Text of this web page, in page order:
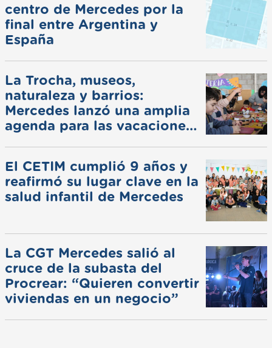
centro de Mercedes por la
final entre Argentina y
España
La Trocha, museos,
naturaleza y barrios:
Mercedes lanzó una amplia
agenda para las vacaciones
El CETIM cumplió 9 años y
reafirmó su lugar clave en la
salud infantil de Mercedes
La CGT Mercedes salió al
cruce de la subasta del
Procrear: “Quieren convertir
viviendas en un negocio”